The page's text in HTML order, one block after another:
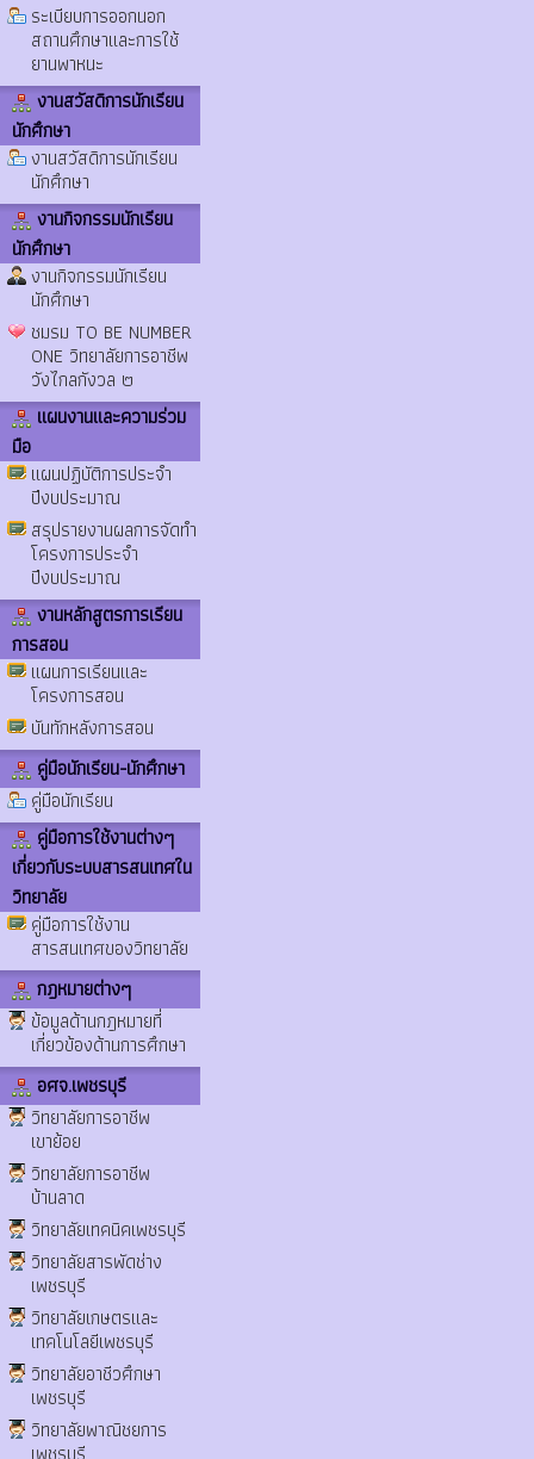
ระเบียบการออกนอก
สถานศึกษาและการใช้
ยานพาหนะ
งานสวัสดิการนักเรียน
นักศึกษา
งานสวัสดิการนักเรียน
นักศึกษา
งานกิจกรรมนักเรียน
นักศึกษา
งานกิจกรรมนักเรียน
นักศึกษา
ชมรม TO BE NUMBER
ONE วิทยาลัยการอาชีพ
วังไกลกังวล ๒
แผนงานและความร่วม
มือ
แผนปฏิบัติการประจำ
ปีงบประมาณ
สรุปรายงานผลการจัดทำ
โครงการประจำ
ปีงบประมาณ
งานหลักสูตรการเรียน
การสอน
แผนการเรียนและ
โครงการสอน
บันทักหลังการสอน
คู่มือนักเรียน-นักศึกษา
คู่มือนักเรียน
คู่มือการใช้งานต่างๆ
เกี่ยวกับระบบสารสนเทศใน
วิทยาลัย
คู่มือการใช้งาน
สารสนเทศของวิทยาลัย
กฎหมายต่างๆ
ข้อมูลด้านกฎหมายที่
เกี่ยวข้องด้านการศึกษา
อศจ.เพชรบุรี
วิทยาลัยการอาชีพ
เขาย้อย
วิทยาลัยการอาชีพ
บ้านลาด
วิทยาลัยเทคนิคเพชรบุรี
วิทยาลัยสารพัดช่าง
เพชรบุรี
วิทยาลัยเกษตรและ
เทคโนโลยีเพชรบุรี
วิทยาลัยอาชีวศึกษา
เพชรบุรี
วิทยาลัยพาณิชยการ